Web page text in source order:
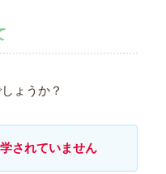
ょうか？
されていません